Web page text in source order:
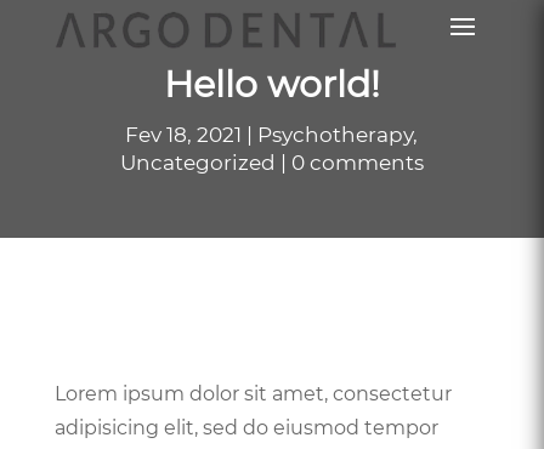
Hello world!
Fev 18, 2021 Psychotherapy,
Uncategorized
0 comments
Lorem ipsum dolor sit amet, consectetur
adipisicing elit, sed do eiusmod tempor